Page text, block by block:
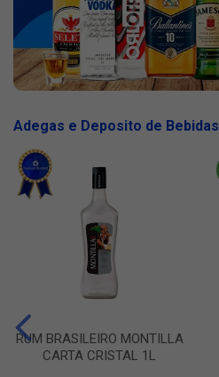
Adegas e Deposito de Bebidas
RUM BRASILEIRO MONTILLA
CARTA CRISTAL 1L